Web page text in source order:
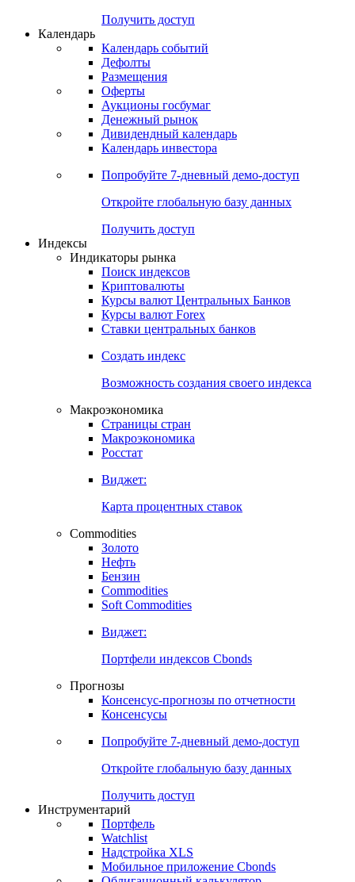
Получить доступ
Календарь
Календарь событий
Дефолты
Размещения
Оферты
Аукционы госбумаг
Денежный рынок
Дивидендный календарь
Календарь инвестора
Попробуйте 7-дневный демо-доступ
Откройте глобальную базу данных
Получить доступ
Индексы
Индикаторы рынка
Поиск индексов
Криптовалюты
Курсы валют Центральных Банков
Курсы валют Forex
Ставки центральных банков
Создать индекс
Возможность создания своего индекса
Макроэкономика
Страницы стран
Макроэкономика
Росстат
Виджет:
Карта процентных ставок
Commodities
Золото
Нефть
Бензин
Commodities
Soft Commodities
Виджет:
Портфели индексов Cbonds
Прогнозы
Консенсус-прогнозы по отчетности
Консенсусы
Попробуйте 7-дневный демо-доступ
Откройте глобальную базу данных
Получить доступ
Инструментарий
Портфель
Watchlist
Надстройка XLS
Мобильное приложение Cbonds